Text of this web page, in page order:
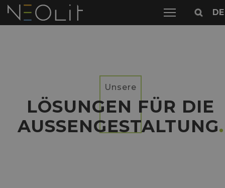
DE
Unsere
LÖSUNGEN FÜR DIE
AUSSENGESTALTUNG.